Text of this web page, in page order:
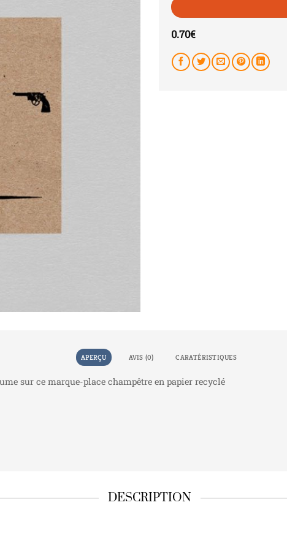
0.70€
APERÇU AVIS (0) CARATÉRISTIQUES
sur ce marque-place champêtre en papier recyclé
DESCRIPTION